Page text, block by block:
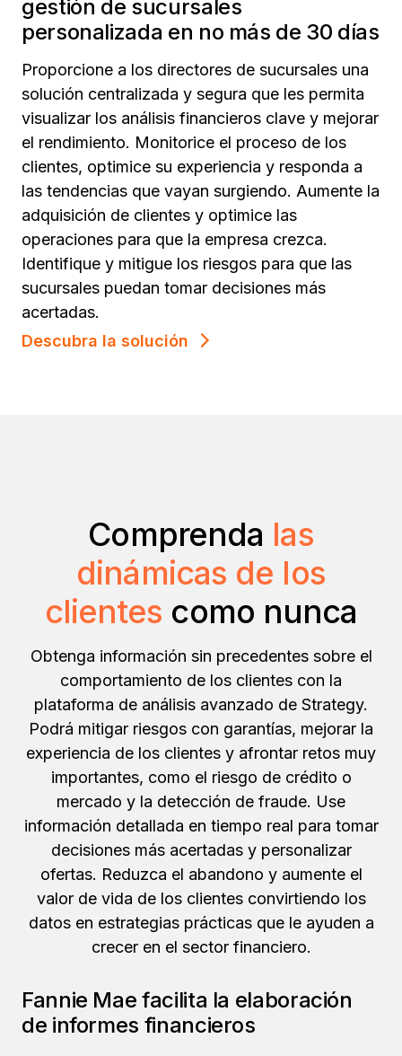
gestión de sucursales
personalizada en no más de 30 días
Proporcione a los directores de sucursales una
solución centralizada y segura que les permita
visualizar los análisis financieros clave y mejorar
el rendimiento. Monitorice el proceso de los
clientes, optimice su experiencia y responda a
las tendencias que vayan surgiendo. Aumente la
adquisición de clientes y optimice las
operaciones para que la empresa crezca.
Identifique y mitigue los riesgos para que las
sucursales puedan tomar decisiones más
acertadas.
Descubra la solución
Comprenda las
dinámicas de los
clientes como nunca
Obtenga información sin precedentes sobre el
comportamiento de los clientes con la
plataforma de análisis avanzado de Strategy.
Podrá mitigar riesgos con garantías, mejorar la
experiencia de los clientes y afrontar retos muy
importantes, como el riesgo de crédito o
mercado y la detección de fraude. Use
información detallada en tiempo real para tomar
decisiones más acertadas y personalizar
ofertas. Reduzca el abandono y aumente el
valor de vida de los clientes convirtiendo los
datos en estrategias prácticas que le ayuden a
crecer en el sector financiero.
Fannie Mae facilita la elaboración
de informes financieros